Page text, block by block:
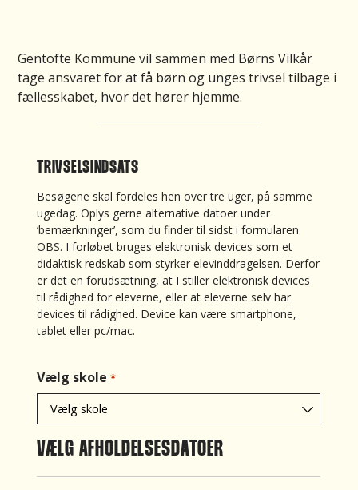
Gentofte Kommune vil sammen med Børns Vilkår
tage ansvaret for at få børn og unges trivsel tilbage i
fællesskabet, hvor det hører hjemme.
TRIVSELSINDSATS
Besøgene skal fordeles hen over tre uger, på samme
ugedag. Oplys gerne alternative datoer under
‘bemærkninger’, som du finder til sidst i formularen.
OBS. I forløbet bruges elektronisk devices som et
didaktisk redskab som styrker elevinddragelsen. Derfor
er det en forudsætning, at I stiller elektronisk devices
til rådighed for eleverne, eller at eleverne selv har
devices til rådighed. Device kan være smartphone,
tablet eller pc/mac.
Vælg skole *
VÆLG AFHOLDELSESDATOER